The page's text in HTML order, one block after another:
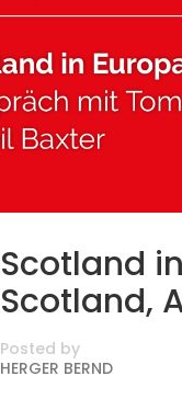
Scotland
Scotland,
Posted by
HERGER BERND